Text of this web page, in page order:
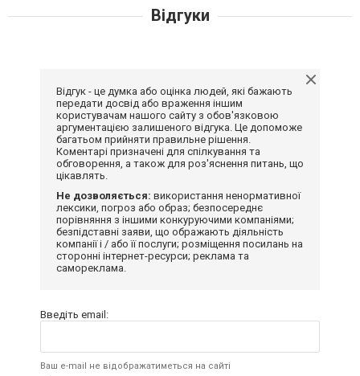
Відгуки
Відгук - це думка або оцінка людей, які бажають
передати досвід або враження іншим
користувачам нашого сайту з обов'язковою
аргументацією залишеного відгука. Це допоможе
багатьом прийняти правильне рішення.
Коментарі призначені для спілкування та
обговорення, а також для роз'яснення питань, що
цікавлять.
Не дозволяється: використання ненормативної
лексики, погроз або образ; безпосереднє
порівняння з іншими конкуруючими компаніями;
безпідставні заяви, що ображають діяльність
компанії і / або її послуги; розміщення посилань на
сторонні інтернет-ресурси; реклама та
самореклама.
Введіть email:
Ваш e-mail не відображатиметься на сайті